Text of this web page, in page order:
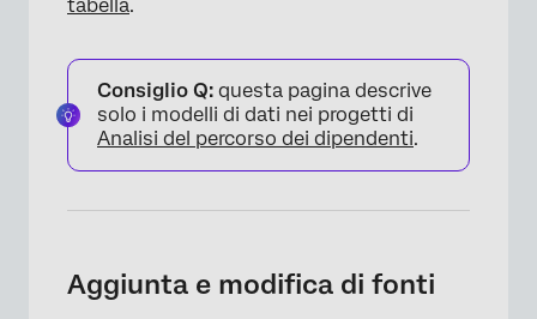
tabella.
Consiglio Q: questa pagina descrive
solo i modelli di dati nei progetti di
Analisi del percorso dei dipendenti.
Aggiunta e modifica di fonti